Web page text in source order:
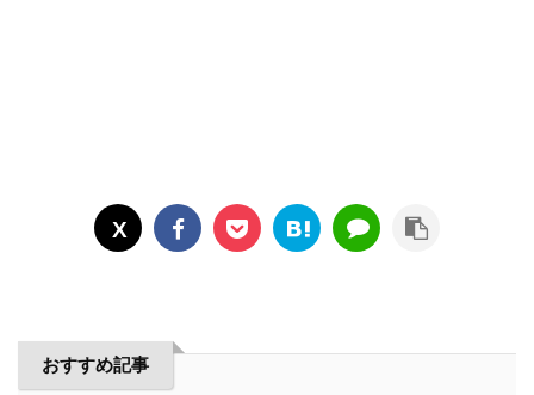
おすすめ記事